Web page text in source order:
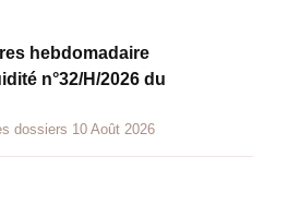
hebdomadaire
n°32/H/2026 du
dossiers 10 Août 2026